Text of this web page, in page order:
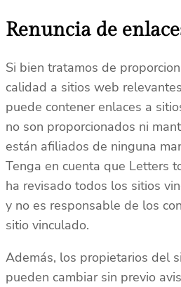
Renuncia de
Si bien tratamos de
calidad a sitios web
puede contener enlaces a
no son proporcionados ni
están afiliados de ninguna
Tenga en cuenta que Letters
ha revisado todos los sitios
y no es responsable de los
sitio vinculado.
Además, los propietarios del
pueden cambiar sin previo